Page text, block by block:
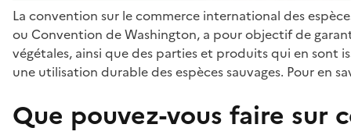
La convention sur le commerce international des
ou Convention de Washington, a pour objectif de
végétales, ainsi que des parties et produits qui en sont
une utilisation durable des espèces sauvages. Pour en
Que pouvez-vous faire sur